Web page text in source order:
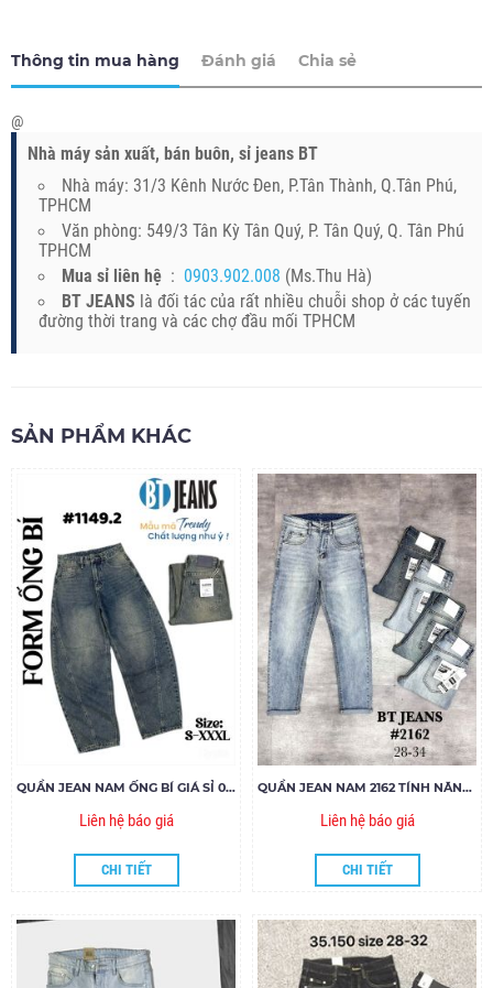
Thông tin mua hàng Đánh giá Chia sẻ
@
Nhà máy sản xuất, bán buôn, sỉ jeans BT
Nhà máy: 31/3 Kênh Nước Đen, P.Tân Thành, Q.Tân Phú,
TPHCM
Văn phòng: 549/3 Tân Kỳ Tân Quý, P. Tân Quý, Q. Tân Phú
TPHCM
Mua sỉ liên hệ : 0903.902.008 (Ms.Thu Hà)
BT JEANS là đối tác của rất nhiều chuỗi shop ở các tuyến
đường thời trang và các chợ đầu mối TPHCM
SẢN PHẨM KHÁC
QUẦN JEAN NAM ỐNG BÍ GIÁ SỈ 001
Liên hệ báo giá
CHI TIẾT
QUẦN JEAN NAM 2162 TÍNH NĂNG LÀM MÁT COOLMAX
Liên hệ báo giá
CHI TIẾT